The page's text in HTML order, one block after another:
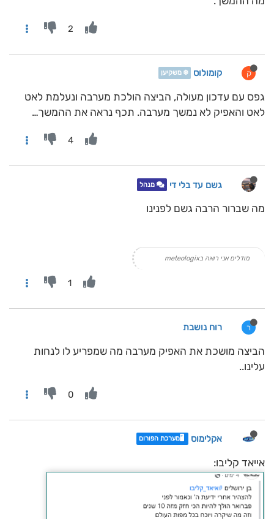
2
ק קומולוס ❄️ משקיען
גפס עם עדכון מעולה, הביצה הולכת מערבה ונעלמת לאט
לאט והאפיק לא נמשך מערבה. תכף נראה את ההמשך…
4
גשם עד בלי די מנהל
מה שברור הרבה גשם לפנינו
מודלים אני רואה בmeteologix
1
ר רוח נושבת
הביצה מושכת את האפיק מערבה מה שמפריע לו לנחות
עלינו..
0
אקלימוס 🖥️מערכת הפורום
אייאד קליבו: